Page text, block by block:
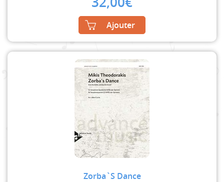
Ajouter
Zorba`S Dance